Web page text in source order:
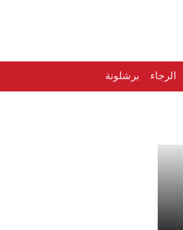
الرجاء برشلونة